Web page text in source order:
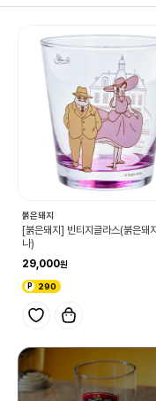
붉은돼지
[붉은돼지] 빈티지글라스(붉은돼
나)
29,000
290